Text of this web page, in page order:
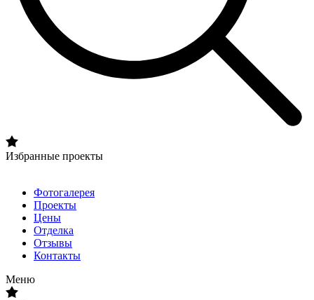
Избранные проекты
Фотогалерея
Проекты
Цены
Отделка
Отзывы
Контакты
Меню